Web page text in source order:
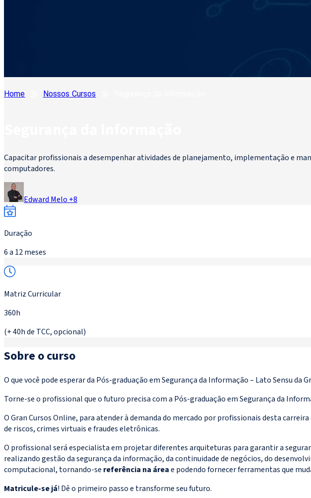
Home Nossos Cursos
Capacitar profissionais a desempenhar atividades de planejamento, implementação e
computadores.
Edward Melo +8
Duração
6 a 12 meses
Matriz Curricular
360h
(+ 40h de TCC, opcional)
Sobre o curso
O que você pode esperar da Pós-graduação em Segurança da Informação – Lato Sensu da
Torne-se o profissional que o futuro precisa com a Pós-graduação em Segurança da
O Gran Cursos Online, para atender à demanda do mercado por profissionais desta
de riscos, crimes virtuais e fraudes eletrônicas.
O profissional será especialista em projetar diferentes arquiteturas para garantir a
realizando gestão da segurança da informação, da continuidade de negócios, do
computacional, tornando-se referência na áreae podendo fornecer ferramentas que
Matricule-se já! Dê o primeiro passo e transforme seu futuro.